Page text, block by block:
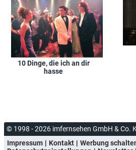
10 Dinge, die ich an dir
hasse
© 1998 - 2026 imfernsehen GmbH & Co.
Impressum
Kontakt Werbung